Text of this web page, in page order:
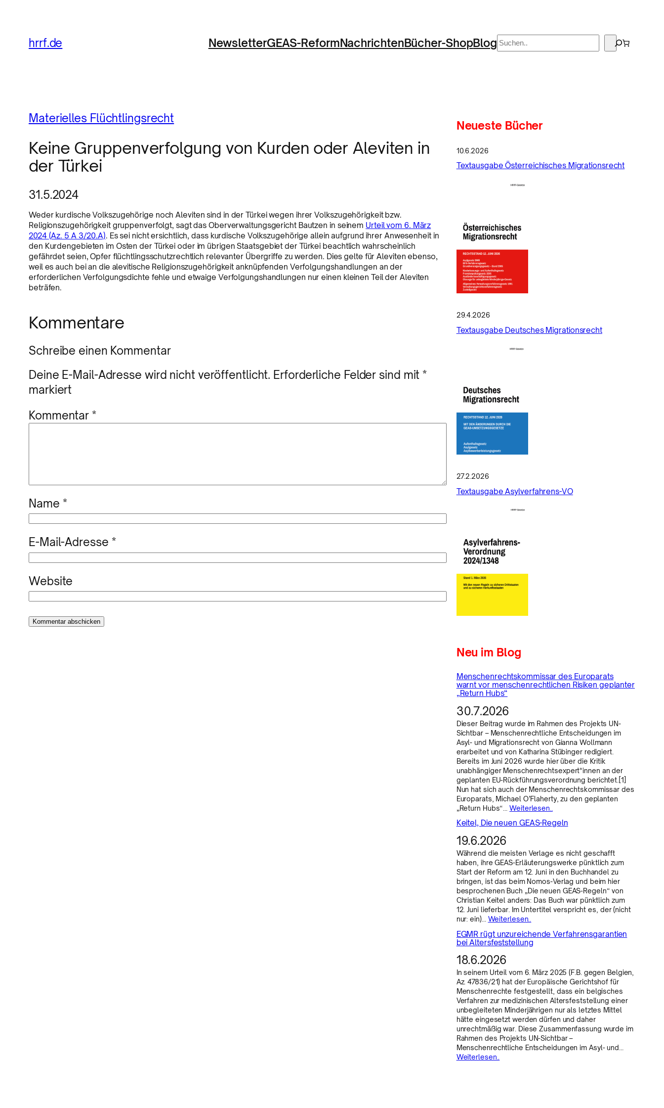
hrrf.de NewsletterGEAS-ReformNachrichtenBücher-ShopBlog Suchen
Materielles Flüchtlingsrecht
Keine Gruppenverfolgung von Kurden oder Aleviten in
der Türkei
31.5.2024
Weder kurdische Volkszugehörige noch Aleviten sind in der Türkei wegen ihrer Volkszugehörigkeit bzw.
Religionszugehörigkeit gruppenverfolgt, sagt das Oberverwaltungsgericht Bautzen in seinem Urteil vom 6. März
2024 (Az. 5 A 3/20.A). Es sei nicht ersichtlich, dass kurdische Volkszugehörige allein aufgrund ihrer Anwesenheit in
den Kurdengebieten im Osten der Türkei oder im übrigen Staatsgebiet der Türkei beachtlich wahrscheinlich
gefährdet seien, Opfer flüchtlingsschutzrechtlich relevanter Übergriffe zu werden. Dies gelte für Aleviten ebenso,
weil es auch bei an die alevitische Religionszugehörigkeit anknüpfenden Verfolgungshandlungen an der
erforderlichen Verfolgungsdichte fehle und etwaige Verfolgungshandlungen nur einen kleinen Teil der Aleviten
beträfen.
Kommentare
Schreibe einen Kommentar
Deine E-Mail-Adresse wird nicht veröffentlicht. Erforderliche Felder sind mit *
markiert
Kommentar *
Name *
E-Mail-Adresse *
Website
Neueste Bücher
10.6.2026
Textausgabe Österreichisches Migrationsrecht
29.4.2026
Textausgabe Deutsches Migrationsrecht
27.2.2026
Textausgabe Asylverfahrens-VO
Neu im Blog
Menschenrechtskommissar des Europarats
warnt vor menschenrechtlichen Risiken geplanter
„Return Hubs“
30.7.2026
Dieser Beitrag wurde im Rahmen des Projekts UN-
Sichtbar – Menschenrechtliche Entscheidungen im
Asyl- und Migrationsrecht von Gianna Wollmann
erarbeitet und von Katharina Stübinger redigiert.
Bereits im Juni 2026 wurde hier über die Kritik
unabhängiger Menschenrechtsexpert*innen an der
geplanten EU-Rückführungsverordnung berichtet.[1]
Nun hat sich auch der Menschenrechtskommissar des
Europarats, Michael O’Flaherty, zu den geplanten
„Return Hubs“…Weiterlesen..
Keitel, Die neuen GEAS-Regeln
19.6.2026
Während die meisten Verlage es nicht geschafft
haben, ihre GEAS-Erläuterungswerke pünktlich zum
Start der Reform am 12. Juni in den Buchhandel zu
bringen, ist das beim Nomos-Verlag und beim hier
besprochenen Buch „Die neuen GEAS-Regeln“ von
Christian Keitel anders: Das Buch war pünktlich zum
12. Juni lieferbar. Im Untertitel verspricht es, der (nicht
nur: ein)… Weiterlesen..
EGMR rügt unzureichende Verfahrensgarantien
bei Altersfeststellung
18.6.2026
In seinem Urteil vom 6. März 2025 (F.B. gegen Belgien,
Az. 47836/21) hat der Europäische Gerichtshof für
Menschenrechte festgestellt, dass ein belgisches
Verfahren zur medizinischen Altersfeststellung einer
unbegleiteten Minderjährigen nur als letztes Mittel
hätte eingesetzt werden dürfen und daher
unrechtmäßig war. Diese Zusammenfassung wurde im
Rahmen des Projekts UN-Sichtbar –
Menschenrechtliche Entscheidungen im Asyl- und…
Weiterlesen..